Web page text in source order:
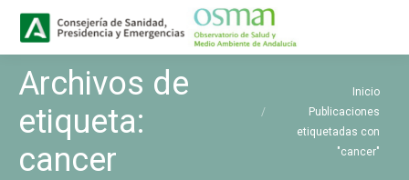
Archivos de
etiqueta:
cancer
Inicio
Publicaciones
etiquetadas con
"cancer"